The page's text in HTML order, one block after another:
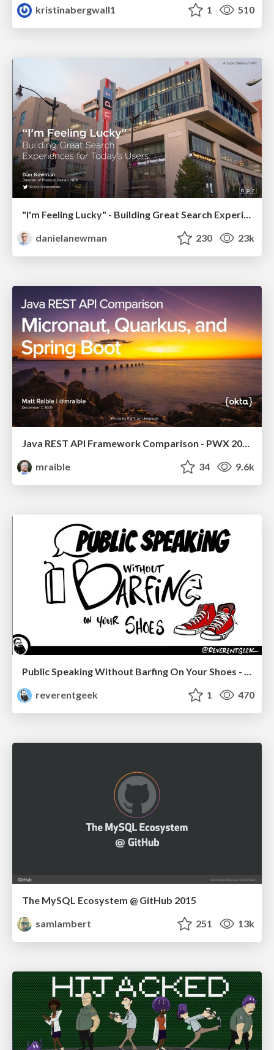
kristinabergwall1
1 510
"I'm Feeling Lucky" - Building Great Search Experiences for Today's Users (#IAC19)
danielanewman
230 23k
Java REST API Framework Comparison - PWX 2021
mraible
34 9.6k
Public Speaking Without Barfing On Your Shoes - THAT 2023
reverentgeek
1 470
The MySQL Ecosystem @ GitHub 2015
samlambert
251 13k